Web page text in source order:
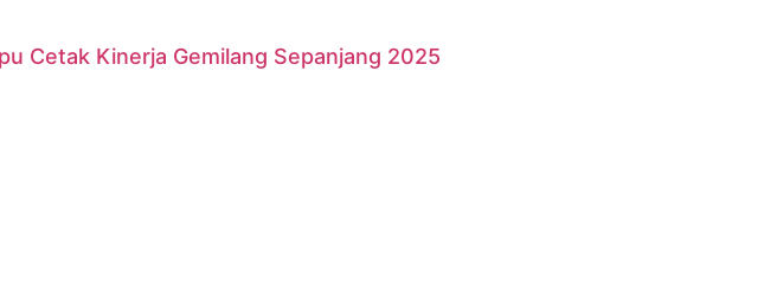
Cetak Kinerja Gemilang Sepanjang 2025